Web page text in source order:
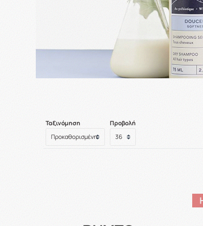
Ταξινόμηση Προβολή